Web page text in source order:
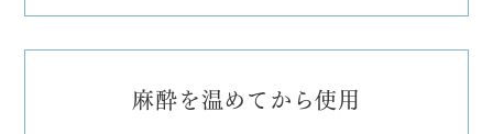
麻酔を温めてから使用